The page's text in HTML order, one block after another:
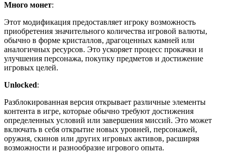
Много монет:
Этот модификация предоставляет игроку возможность
приобретения значительного количества игровой валюты,
обычно в форме кристаллов, драгоценных камней или
аналогичных ресурсов. Это ускоряет процесс прокачки и
улучшения персонажа, покупку предметов и достижение
игровых целей.
Unlocked:
Разблокированная версия открывает различные элементы
контента в игре, которые обычно требуют достижения
определенных условий или завершения миссий. Это может
включать в себя открытие новых уровней, персонажей,
оружия, скинов или других игровых активов, расширяя
возможности и разнообразие игрового опыта.